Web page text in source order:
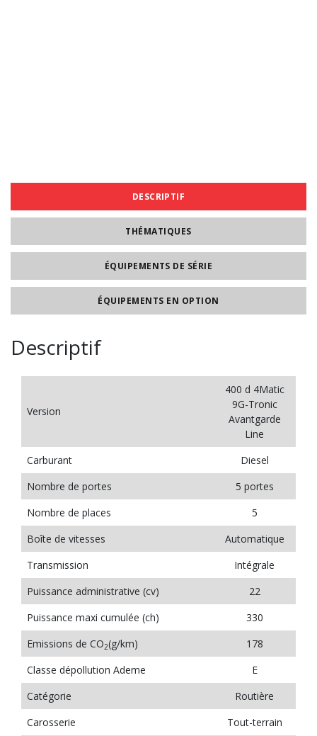
DESCRIPTIF
THÉMATIQUES
ÉQUIPEMENTS DE SÉRIE
ÉQUIPEMENTS EN OPTION
Descriptif
Version
400 d 4Matic
9G-Tronic
Avantgarde
Line
Carburant
Diesel
Nombre de portes
5 portes
Nombre de places
5
Boîte de vitesses
Automatique
Transmission
Intégrale
Puissance administrative (cv)
22
Puissance maxi cumulée (ch)
330
Emissions de CO2(g/km)
178
Classe dépollution Ademe
E
Catégorie
Routière
Carosserie
Tout-terrain